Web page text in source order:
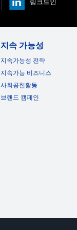
링크드인
지속 가능성
지속가능성 전략
지속가능 비즈니스
사회공헌활동
브랜드 캠페인